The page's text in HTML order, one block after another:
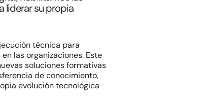
liderar su propia
técnica para
las organizaciones. Este
soluciones formativas
de conocimiento,
evolución tecnológica